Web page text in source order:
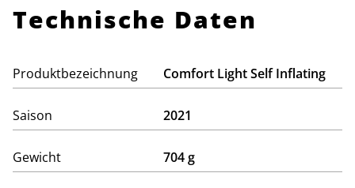
Technische Daten
Produktbezeichnung Comfort Light Self Inflating
Saison 2021
Gewicht 704 g